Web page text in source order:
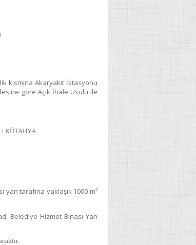
kısmına Akaryakıt İstasyonu
göre Açık İhale Usulü ile
/ KÜTAHYA
tarafına yaklaşık 1000 m²
Belediye Hizmet Binası Yan